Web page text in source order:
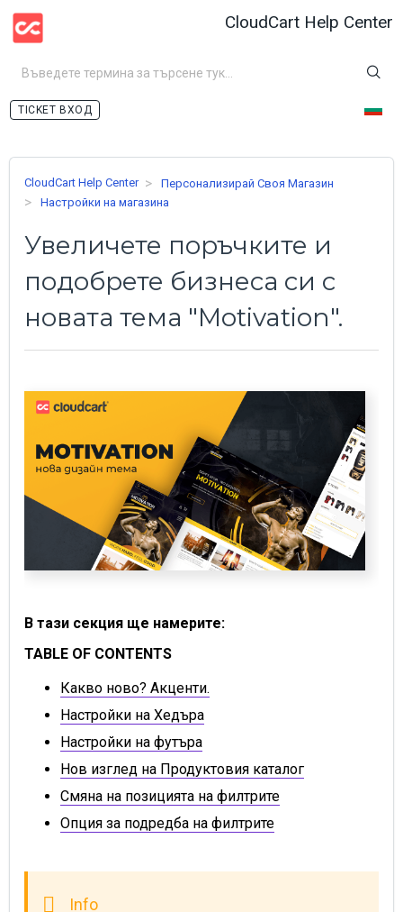
CloudCart Help Center
ВХОД
CloudCart Help Center
Персонализирай Своя Магазин
Настройки на магазина
Увеличете поръчките и
подобрете бизнеса си с
новата тема "Motivation".
В тази секция ще намерите:
TABLE OF CONTENTS
Какво ново? Акценти.
Настройки на Хедъра
Настройки на футъра
Нов изглед на Продуктовия каталог
Смяна на позицията на филтрите
Опция за подредба на филтрите